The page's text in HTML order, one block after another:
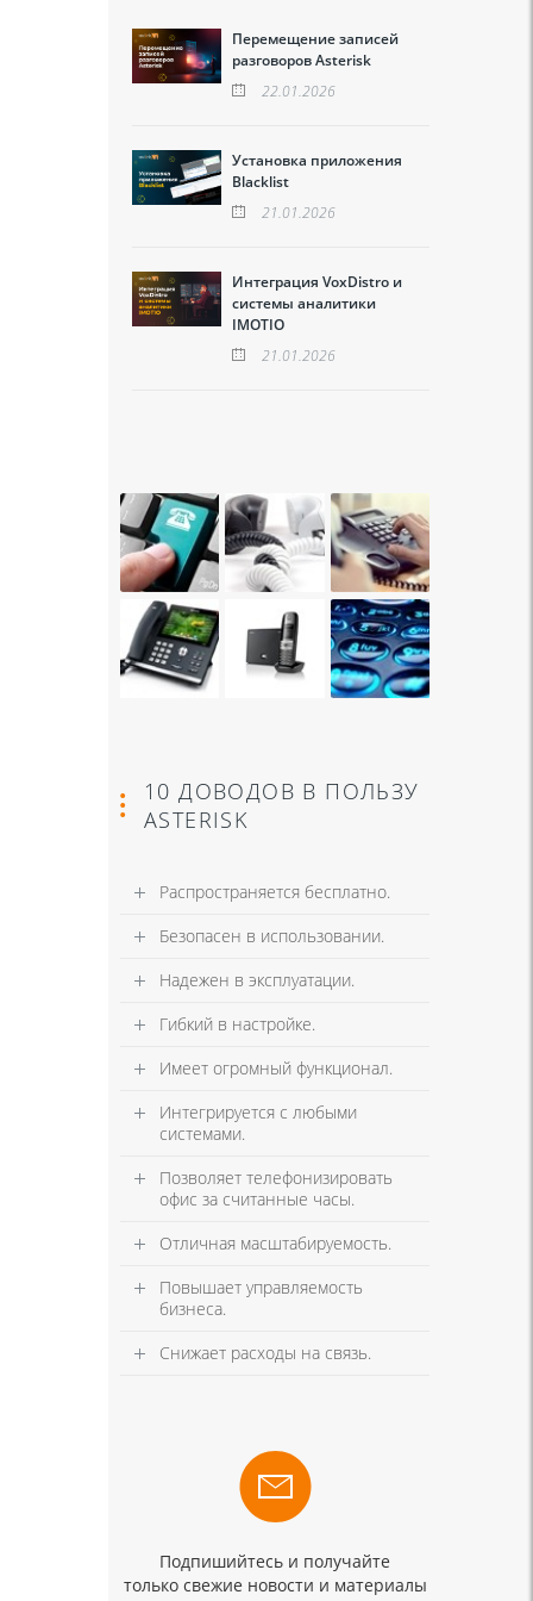
Перемещение записей
разговоров Asterisk
22.01.2026
Установка приложения
Blacklist
21.01.2026
Интеграция VoxDistro и
системы аналитики
IMOTIO
21.01.2026
10 ДОВОДОВ В ПОЛЬЗУ
ASTERISK
Распространяется бесплатно.
Безопасен в использовании.
Надежен в эксплуатации.
Гибкий в настройке.
Имеет огромный функционал.
Интегрируется с любыми
системами.
Позволяет телефонизировать
офис за считанные часы.
Отличная масштабируемость.
Повышает управляемость
бизнеса.
Снижает расходы на связь.
Подпишийтесь и получайте
только свежие новости и материалы